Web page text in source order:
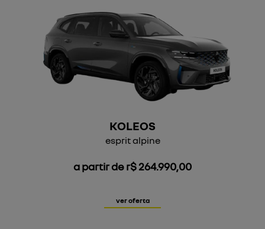
KOLEOS
esprit alpine
a partir de r$ 264.990,00
ver oferta